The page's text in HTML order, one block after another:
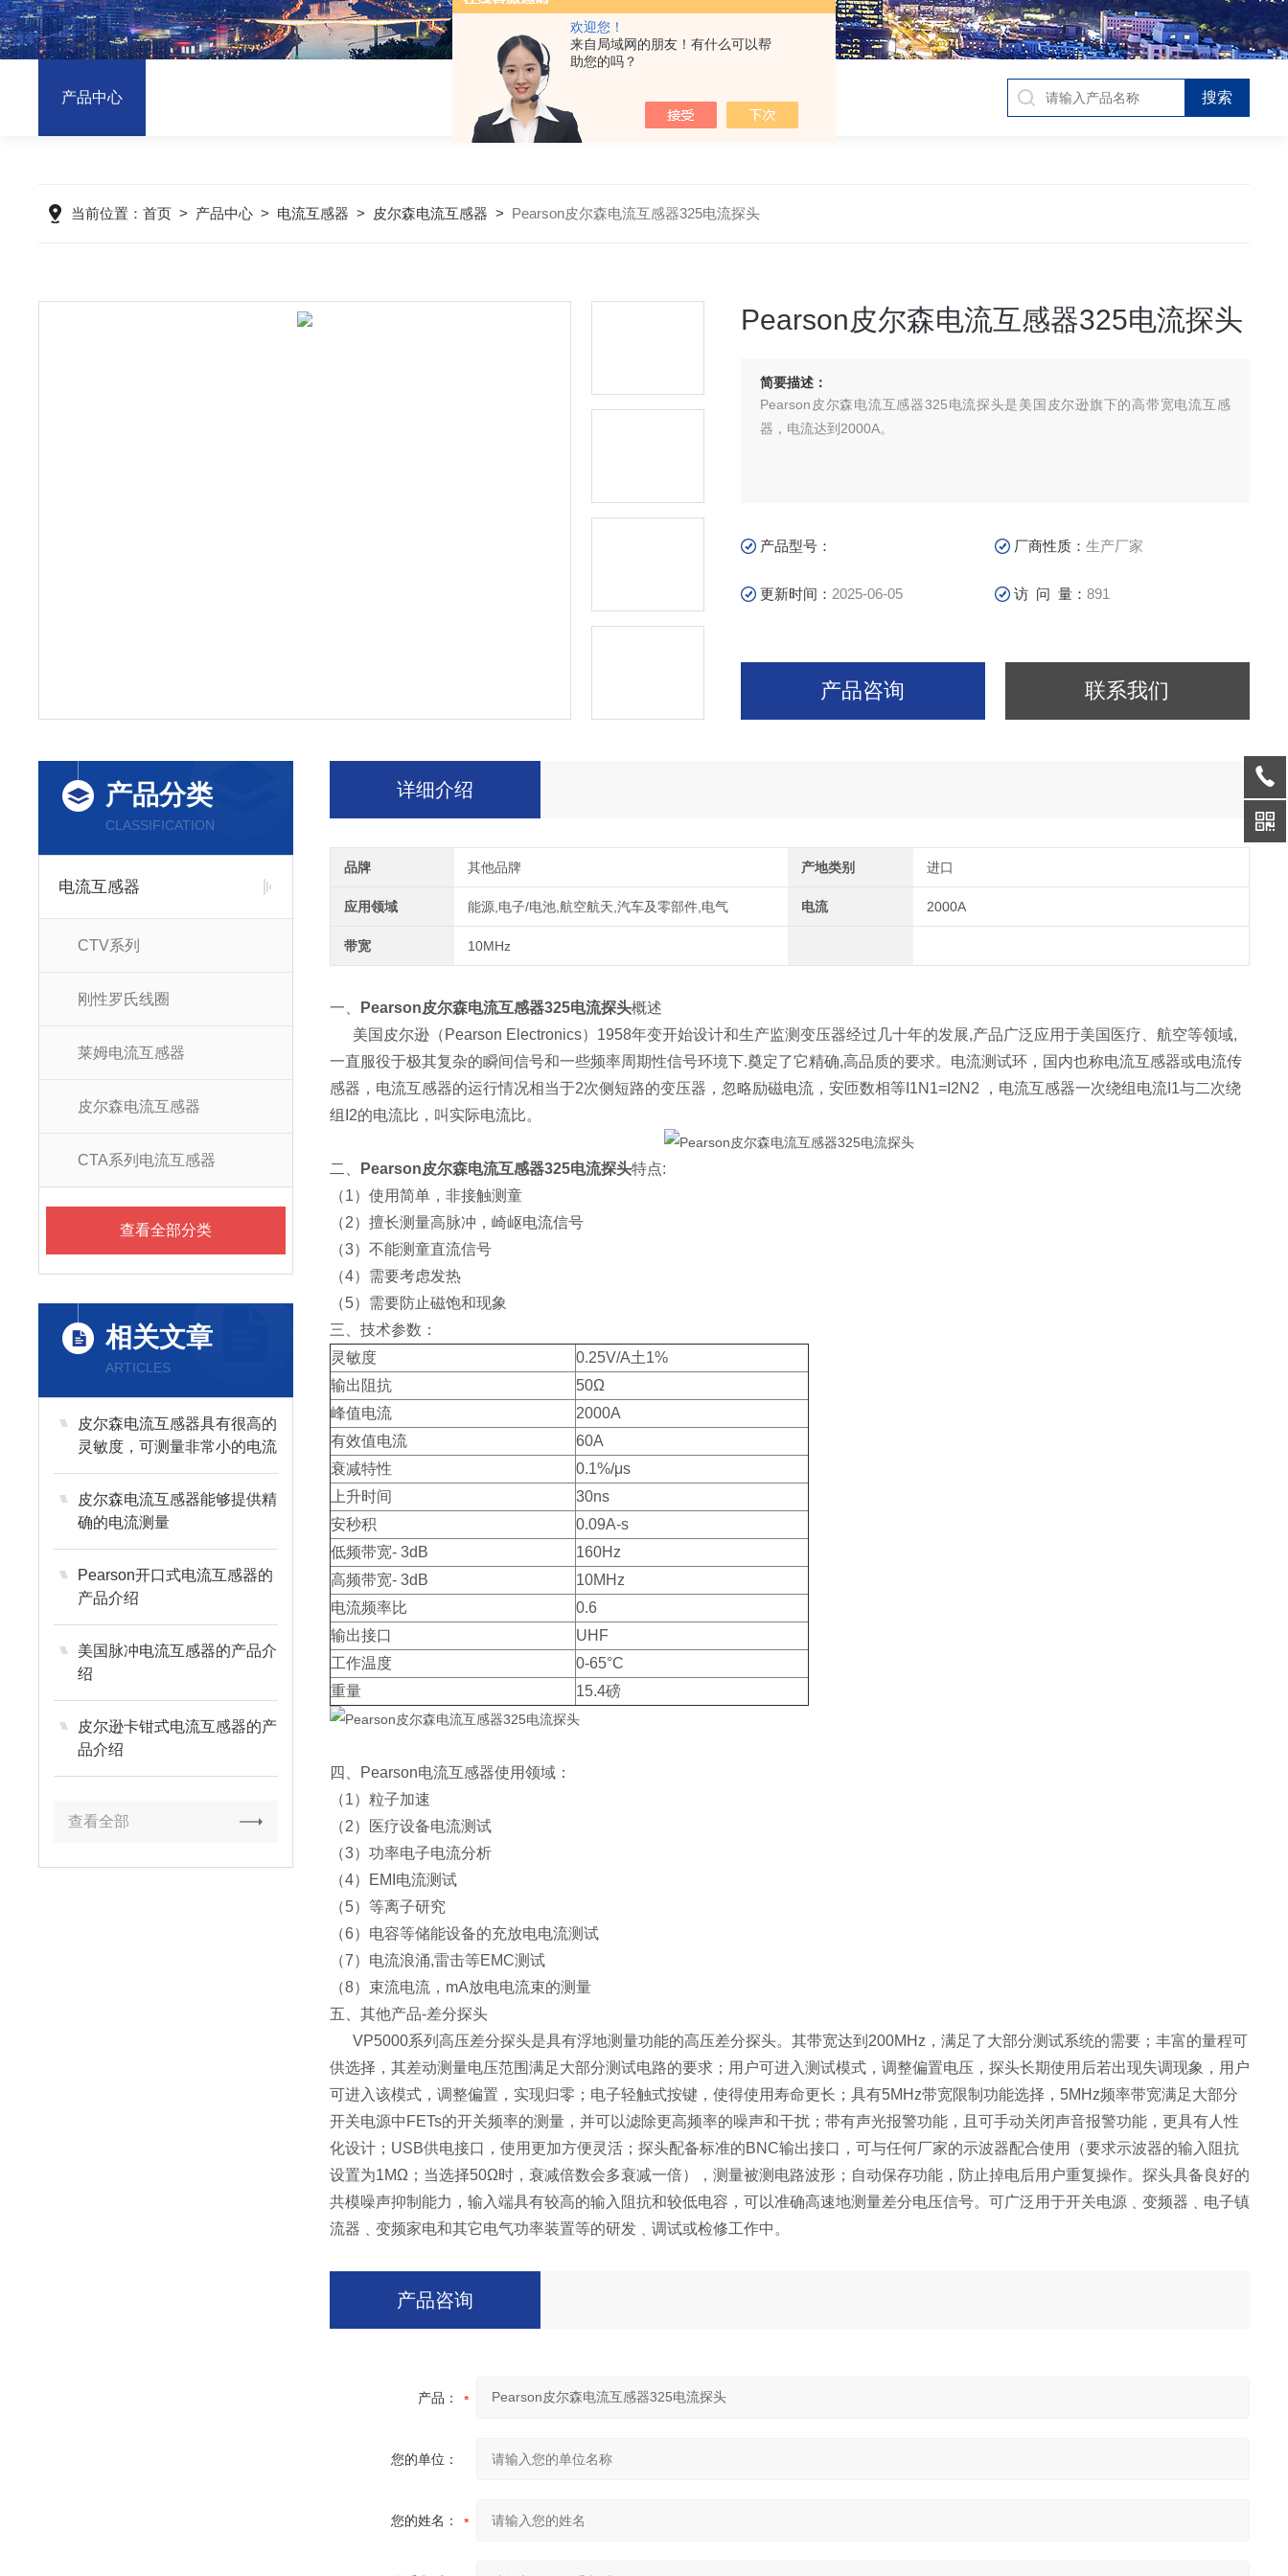
欢迎您！
来自局域网的朋友！有什么可以帮
助您的吗？
产品中心
当前位置：首页 > 产品中心 > 电流互感器 > 皮尔森电流互感器 > Pearson皮尔森电流互感器325电流探头
Pearson皮尔森电流互感器325电流探头
简要描述：
Pearson皮尔森电流互感器325电流探头是美国皮尔逊旗下的高带宽电流互感
器，电流达到2000A。
产品型号： 厂商性质：生产厂家
更新时间： 2025-06-05 访 问 量：891
产品咨询 联系我们
产品分类
CLASSIFICATION
电流互感器
CTV系列
刚性罗氏线圈
莱姆电流互感器
皮尔森电流互感器
CTA系列电流互感器
查看全部分类
相关文章
ARTICLES
皮尔森电流互感器具有很高的
灵敏度，可测量非常小的电流
信号
皮尔森电流互感器能够提供精
确的电流测量
Pearson开口式电流互感器的
产品介绍
美国脉冲电流互感器的产品介
绍
皮尔逊卡钳式电流互感器的产
品介绍
查看全部
详细介绍
品牌 其他品牌 产地类别 进口
应用领域 能源,电子/电池,航空航天,汽车及零部件,电气 电流 2000A
带宽 10MHz
一、 Pearson皮尔森电流互感器325电流探头概述
美国皮尔逊（Pearson Electronics）1958年变开始设计和生产监测变压器经过几十年的发展,产品广泛应用于美国医疗、航空等领域,
一直服役于极其复杂的瞬间信号和一些频率周期性信号环境下.奠定了它精确,高品质的要求。电流测试环，国内也称电流互感器或电流传
感器，电流互感器的运行情况相当于2次侧短路的变压器，忽略励磁电流，安匝数相等I1N1=I2N2 ，电流互感器一次绕组电流I1与二次绕
组I2的电流比，叫实际电流比。
二、 Pearson皮尔森电流互感器325电流探头特点:
（1）使用简单，非接触测童
（2）擅长测量高脉冲，崎岖电流信号
（3）不能测童直流信号
（4）需要考虑发热
（5）需要防止磁饱和现象
三、技术参数：
灵敏度
0.25V/A土1%
输出阻抗
50Ω
峰值电流
2000A
有效值电流
60A
衰减特性
0.1%/μs
上升时间
30ns
安秒积
0.09A-s
低频带宽- 3dB
160Hz
高频带宽- 3dB
10MHz
电流频率比
0.6
输出接口
UHF
工作温度
0-65°C
重量
15.4磅
四、Pearson电流互感器使用领域：
（1）粒子加速
（2）医疗设备电流测试
（3）功率电子电流分析
（4）EMI电流测试
（5）等离子研究
（6）电容等储能设备的充放电电流测试
（7）电流浪涌,雷击等EMC测试
（8）束流电流，mA放电电流束的测量
五、其他产品-差分探头
VP5000系列高压差分探头是具有浮地测量功能的高压差分探头。其带宽达到200MHz，满足了大部分测试系统的需要；丰富的量程可
供选择，其差动测量电压范围满足大部分测试电路的要求；用户可进入测试模式，调整偏置电压，探头长期使用后若出现失调现象，用户
可进入该模式，调整偏置，实现归零；电子轻触式按键，使得使用寿命更长；具有5MHz带宽限制功能选择，5MHz频率带宽满足大部分
开关电源中FETs的开关频率的测量，并可以滤除更高频率的噪声和干扰；带有声光报警功能，且可手动关闭声音报警功能，更具有人性
化设计；USB供电接口，使用更加方便灵活；探头配备标准的BNC输出接口，可与任何厂家的示波器配合使用（要求示波器的输入阻抗
设置为1MΩ；当选择50Ω时，衰减倍数会多衰减一倍），测量被测电路波形；自动保存功能，防止掉电后用户重复操作。探头具备良好的
共模噪声抑制能力，输入端具有较高的输入阻抗和较低电容，可以准确高速地测量差分电压信号。可广泛用于开关电源﹑变频器﹑电子镇
流器﹑变频家电和其它电气功率装置等的研发﹑调试或检修工作中。
产品咨询
产品：
您的单位：
您的姓名：